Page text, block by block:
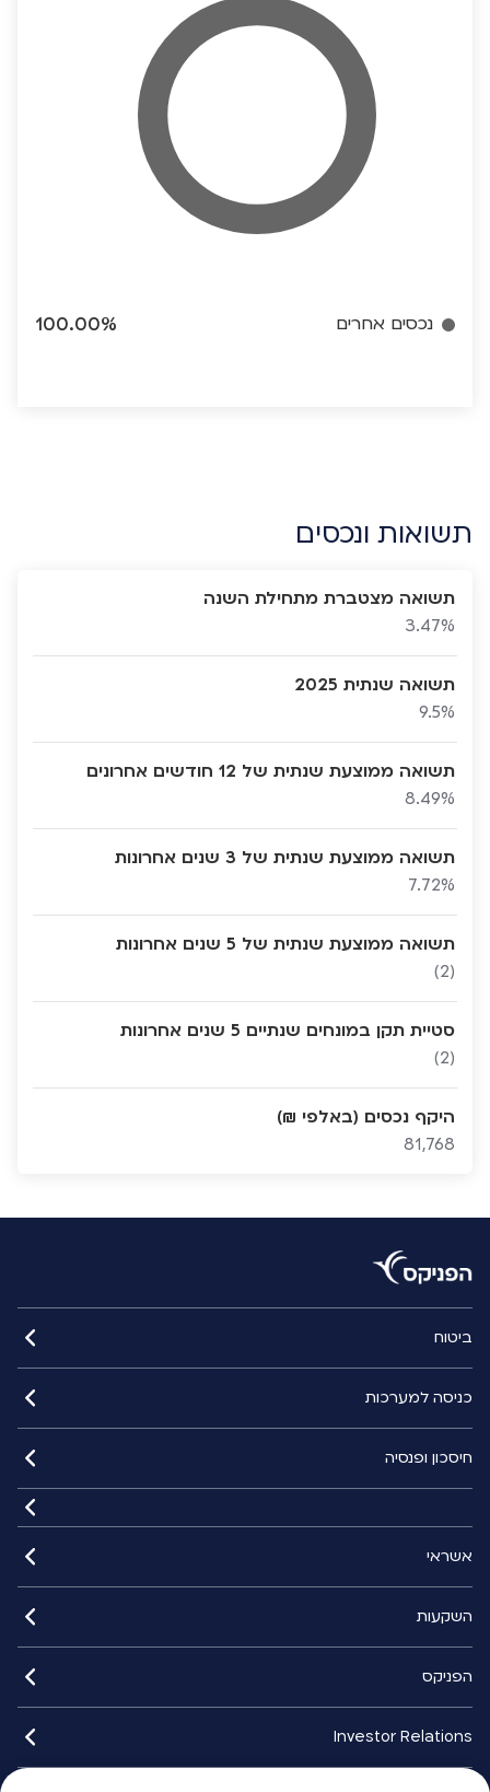
נכסים אחרים 100.00%
תשואות ונכסים
תשואה מצטברת מתחילת השנה
3.47%
תשואה שנתית 2025
9.5%
תשואה ממוצעת שנתית של 12 חודשים אחרונים
8.49%
תשואה ממוצעת שנתית של 3 שנים אחרונות
7.72%
תשואה ממוצעת שנתית של 5 שנים אחרונות
(2)
סטיית תקן במונחים שנתיים 5 שנים אחרונות
(2)
היקף נכסים (באלפי ₪)
81,768
ביטוח
כניסה למערכות
חיסכון ופנסיה
אשראי
השקעות
הפניקס
Investor Relations